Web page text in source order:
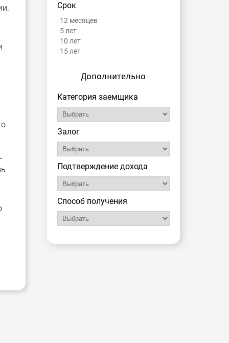
Срок
12 месяцев
5 лет
10 лет
15 лет
Дополнительно
Категория заемщика
Залог
Подтверждение дохода
Способ получения